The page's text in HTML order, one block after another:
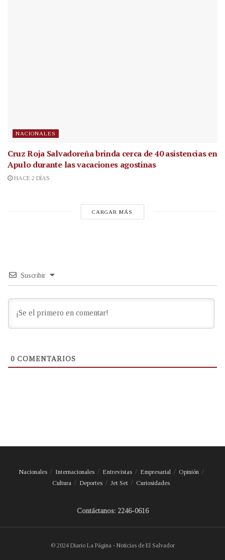
NACIONALES
Cruz Roja Salvadoreña brinda cerca de 40 asistencias en
Apulo durante las vacaciones agostinas
HACE 2 DÍAS
CARGAR MÁS
Suscribir
0 COMENTARIOS
Nacionales Internacionales Entrevistas Empresarial
Opinión
Cultura
Deportes Jet Set Curiosidades
Contáctanos: 2246-0616
© 2024 Diario La Página - Noticias de El Salvador